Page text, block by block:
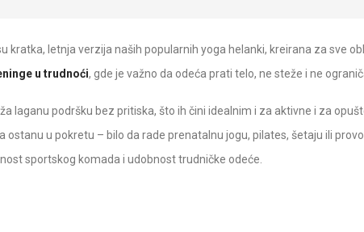
kratka, letnja verzija naših popularnih yoga helanki, kreirana za sve
u trudnoći, gde je važno da odeća prati telo, ne steže i ne
laganu podršku bez pritiska, što ih čini idealnim i za aktivne i za
u pokretu – bilo da rade prenatalnu jogu, pilates, šetaju ili
sportskog komada i udobnost trudničke odeće.